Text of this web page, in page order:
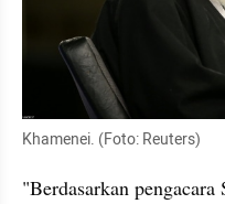
Khamenei. (Foto: Reuters)
"Berdasarkan